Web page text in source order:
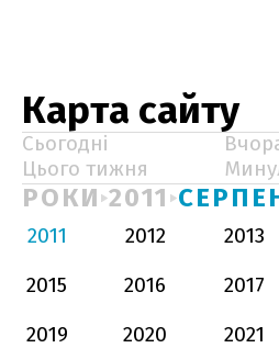
Карта сайту
Сьогодні
Цього тижня
РОКИ 2011
2011 2012 2013
2015
2016 2017
2019
2020 2021